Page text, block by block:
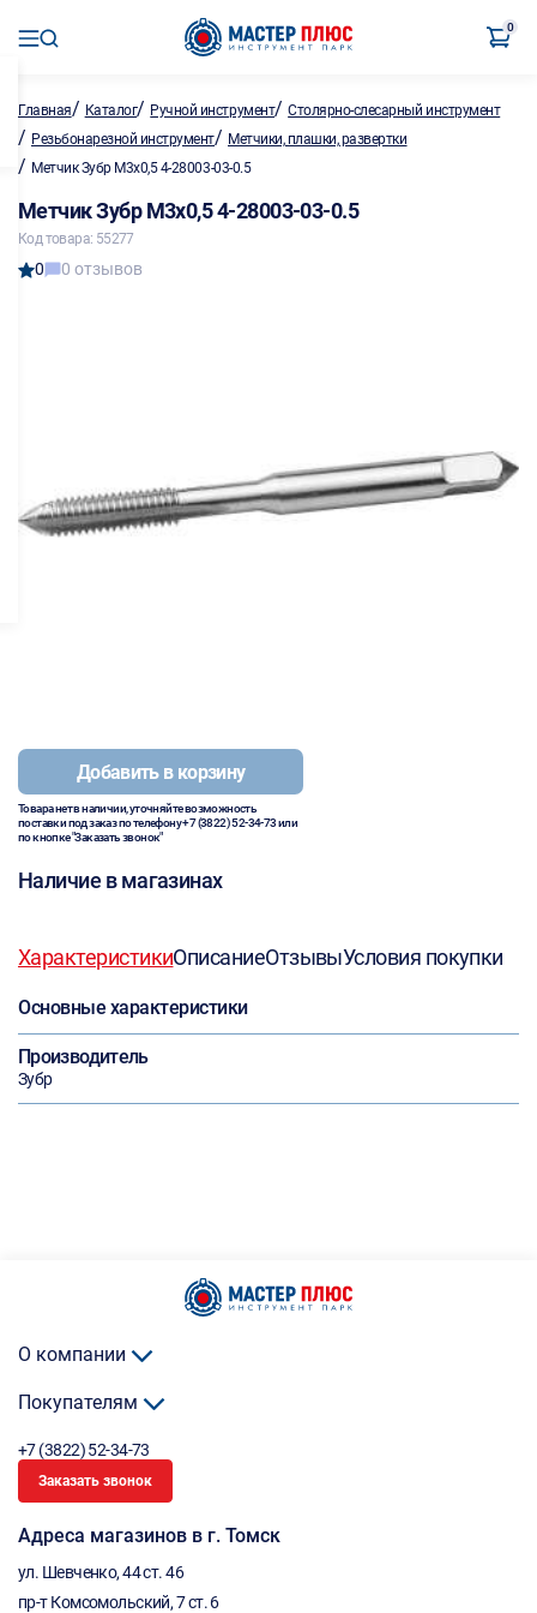
0
Главная/ Каталог/ Ручной инструмент/Столярно-слесарный инструмент
/ Резьбонарезной инструмент/ Метчики, плашки, развертки
/ Метчик Зубр М3х0,5 4-28003-03-0.5
Метчик Зубр М3х0,5 4-28003-03-0.5
Код товара: 55277
0 0 отзывов
Добавить в корзину
Товара нет в наличии, уточняйте возможность
поставки под заказ по телефону+7 (3822) 52-34-73или
по кнопке "Заказать звонок"
Наличие в магазинах
ХарактеристикиОписаниеОтзывыУсловия покупки
Основные характеристики
Производитель
Зубр
О компании
Покупателям
+7 (3822) 52-34-73
Заказать звонок
Адреса магазинов в г. Томск
ул. Шевченко, 44 ст. 46
пр-т Комсомольский, 7 ст. 6